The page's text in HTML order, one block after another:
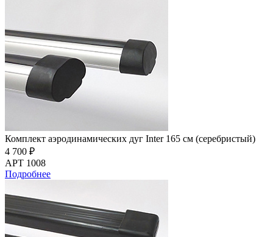
Комплект аэродинамических дуг Inter 165 см (серебристый)
4 700 ₽
АРТ 1008
Подробнее